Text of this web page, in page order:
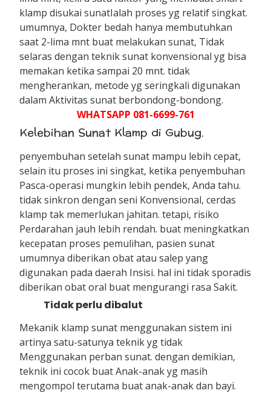
klamp disukai sunatIalah proses yg relatif singkat.
umumnya, Dokter bedah hanya membutuhkan
saat 2-lima mnt buat melakukan sunat, Tidak
selaras dengan teknik sunat konvensional yg bisa
memakan ketika sampai 20 mnt. tidak
mengherankan, metode yg seringkali digunakan
dalam Aktivitas sunat berbondong-bondong.
WHATSAPP 081-6699-761
Kelebihan Sunat Klamp di Gubug.
penyembuhan setelah sunat mampu lebih cepat,
selain itu proses ini singkat, ketika penyembuhan
Pasca-operasi mungkin lebih pendek, Anda tahu.
tidak sinkron dengan seni Konvensional, cerdas
klamp tak memerlukan jahitan. tetapi, risiko
Perdarahan jauh lebih rendah. buat meningkatkan
kecepatan proses pemulihan, pasien sunat
umumnya diberikan obat atau salep yang
digunakan pada daerah Insisi. hal ini tidak sporadis
diberikan obat oral buat mengurangi rasa Sakit.
Tidak perlu dibalut
Mekanik klamp sunat menggunakan sistem ini
artinya satu-satunya teknik yg tidak
Menggunakan perban sunat. dengan demikian,
teknik ini cocok buat Anak-anak yg masih
mengompol terutama buat anak-anak dan bayi.